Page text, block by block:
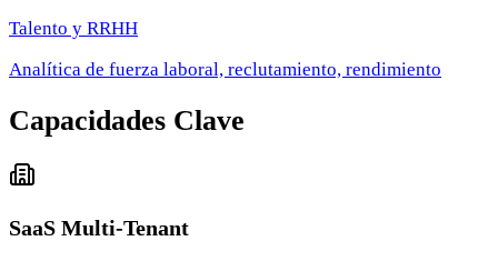
Talento y RRHH
Analítica de fuerza laboral, reclutamiento, rendimiento
Capacidades Clave
SaaS Multi-Tenant